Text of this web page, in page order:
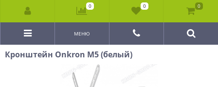
МЕНЮ
Кронштейн Onkron M5 (белый)
0 0 0